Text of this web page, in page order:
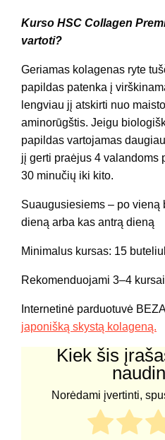
Kurso HSC Collagen
vartoti?
Geriamas kolagenas ryte
papildas patenka į
lengviau jį atskirti nuo
aminorūgštis. Jeigu
papildas vartojamas
jį gerti praėjus 4 valandoms
30 minučių iki kito.
Suaugusiesiems – po vieną
dieną arba kas antrą dieną
Minimalus kursas: 15
Rekomenduojami 3–4
Internetinė parduotuvė
japonišką skystą kolageną.
Kiek šis
Norėdami įvertinti,